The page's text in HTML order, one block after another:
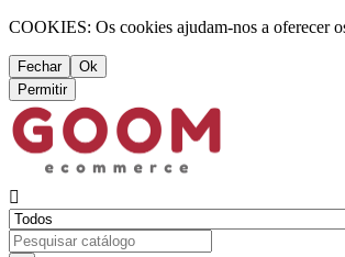
COOKIES: Os cookies ajudam-nos a oferecer
Fechar
Ok
Permitir
